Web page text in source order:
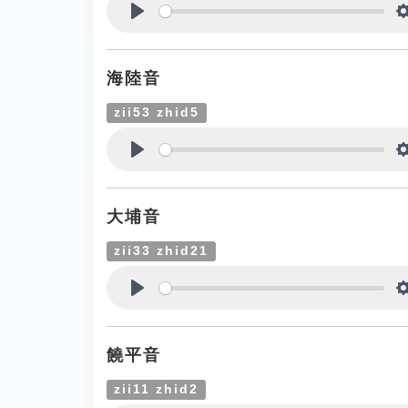
海陸音
zii53 zhid5
大埔音
zii33 zhid21
饒平音
zii11 zhid2